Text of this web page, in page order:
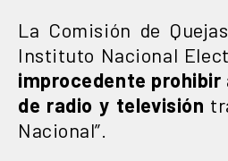
La Comisión de
Instituto Nacional
improcedente prohibir
de radio y televisión
Nacional”.